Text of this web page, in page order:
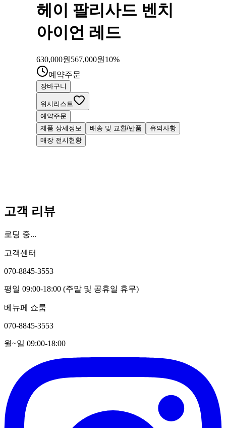
헤이 팔리사드 벤치
아이언 레드
630,000원 567,000원 10%
예약주문
장바구니
위시리스트
예약주문
제품 상세정보
배송 및 교환/반품
유의사항
매장 전시현황
고객 리뷰
로딩 중...
고객센터
070-8845-3553
평일 09:00-18:00 (주말 및 공휴일 휴무)
베뉴페 쇼룸
070-8845-3553
월~일 09:00-18:00